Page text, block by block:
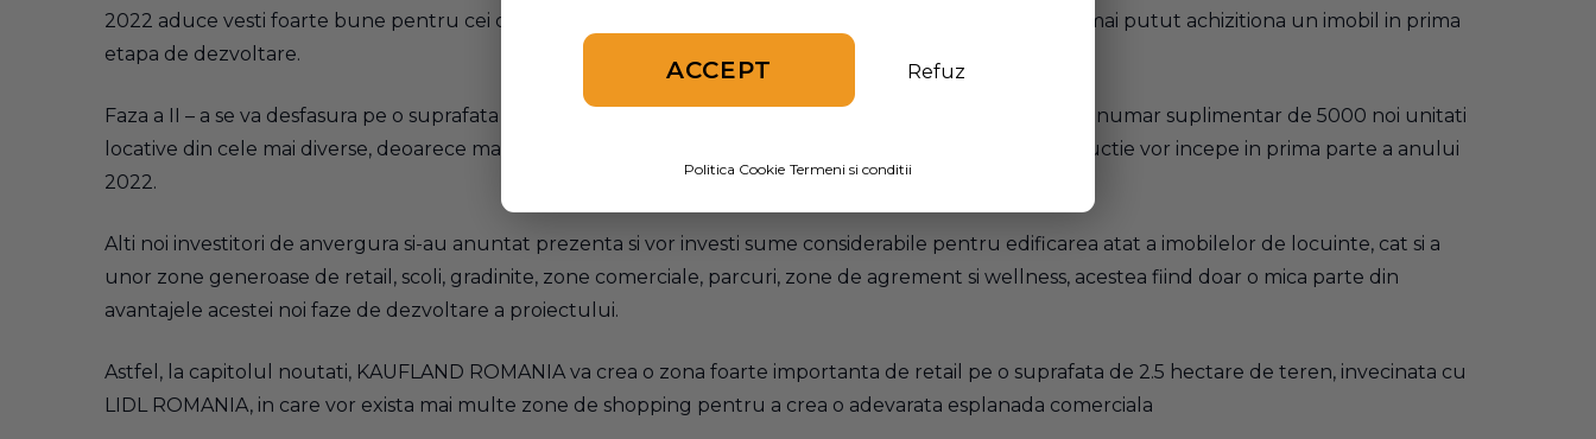
2022 aduce vesti foarte bune pentru cei care sunt in cautarea unei locuinte noi si moderne care nu au mai putut achizitiona un imobil in prima
etapa de dezvoltare.
Faza a II – a se va desfasura pe o suprafata foarte generoasa de 20 de hectare de teren si este estimat un numar suplimentar de 5000 noi unitati
locative din cele mai diverse, deoarece mai multi investitori au achizitionat terenul, iar lucrarile de constructie vor incepe in prima parte a anului
2022.
Alti noi investitori de anvergura si-au anuntat prezenta si vor investi sume considerabile pentru edificarea atat a imobilelor de locuinte, cat si a
unor zone generoase de retail, scoli, gradinite, zone comerciale, parcuri, zone de agrement si wellness, acestea fiind doar o mica parte din
avantajele acestei noi faze de dezvoltare a proiectului.
Astfel, la capitolul noutati, KAUFLAND ROMANIA va crea o zona foarte importanta de retail pe o suprafata de 2.5 hectare de teren, invecinata cu
LIDL ROMANIA, in care vor exista mai multe zone de shopping pentru a crea o adevarata esplanada comerciala
ACCEPT Refuz
Politica Cookie Termeni si conditii